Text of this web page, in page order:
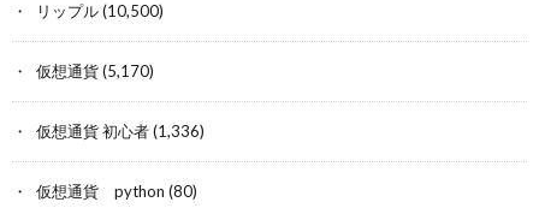
リップル(10,500)
仮想通貨(5,170)
仮想通貨 初心者(1,336)
仮想通貨 python (80)